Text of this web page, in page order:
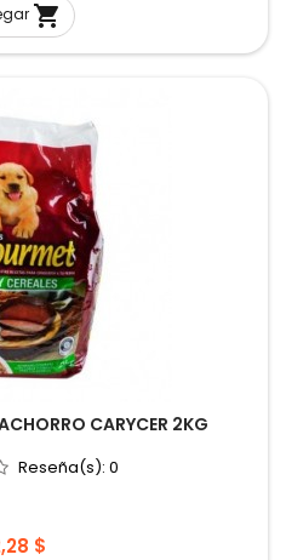

CARYCER 2KG
Reseña(s): 0
$